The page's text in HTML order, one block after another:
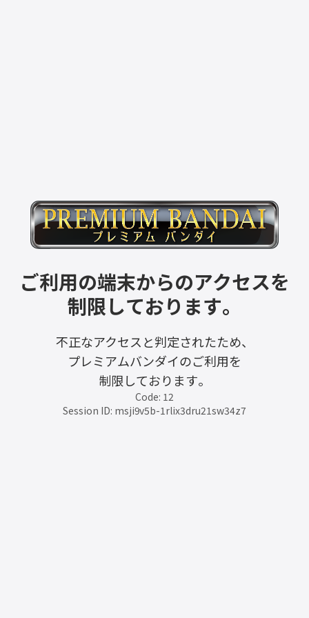
ご利用の端末からのアクセスを
制限しております。
不正なアクセスと判定されたため、
プレミアムバンダイのご利用を
制限しております。
Code: 12
Session ID: msji9v5b-1rlix3dru21sw34z7